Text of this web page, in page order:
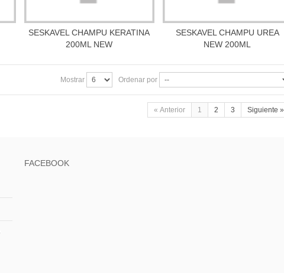
Más información
SESKAVEL CHAMPU KERATINA
200ML NEW
Más información
SESKAVEL CHAMPU UREA
NEW 200ML
Ordenar por
Mostrar
« Anterior 1 2 3 Siguiente »
FACEBOOK